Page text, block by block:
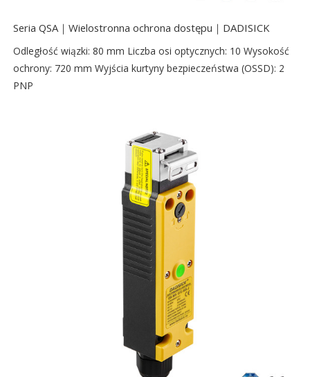
Seria QSA｜Wielostronna ochrona dostępu｜DADISICK
Odległość wiązki: 80 mm Liczba osi optycznych: 10 Wysokość
ochrony: 720 mm Wyjścia kurtyny bezpieczeństwa (OSSD): 2
PNP